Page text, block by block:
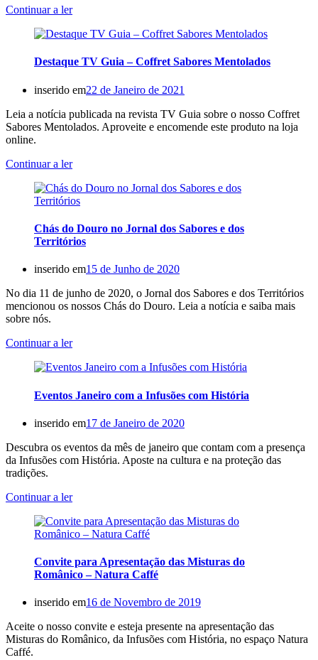
Continuar a ler
Destaque TV Guia – Coffret Sabores Mentolados
inserido em22 de Janeiro de 2021
Leia a notícia publicada na revista TV Guia sobre o nosso Coffret
Sabores Mentolados. Aproveite e encomende este produto na loja
online.
Continuar a ler
Chás do Douro no Jornal dos Sabores e dos
Territórios
inserido em15 de Junho de 2020
No dia 11 de junho de 2020, o Jornal dos Sabores e dos Territórios
mencionou os nossos Chás do Douro. Leia a notícia e saiba mais
sobre nós.
Continuar a ler
Eventos Janeiro com a Infusões com História
inserido em17 de Janeiro de 2020
Descubra os eventos da mês de janeiro que contam com a presença
da Infusões com História. Aposte na cultura e na proteção das
tradições.
Continuar a ler
Convite para Apresentação das Misturas do
Românico – Natura Caffé
inserido em16 de Novembro de 2019
Aceite o nosso convite e esteja presente na apresentação das
Misturas do Românico, da Infusões com História, no espaço Natura
Caffé.